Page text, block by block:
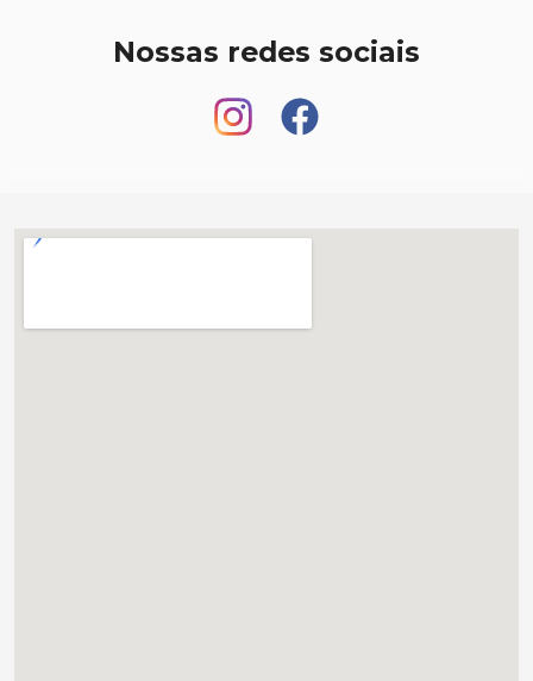
Nossas redes sociais